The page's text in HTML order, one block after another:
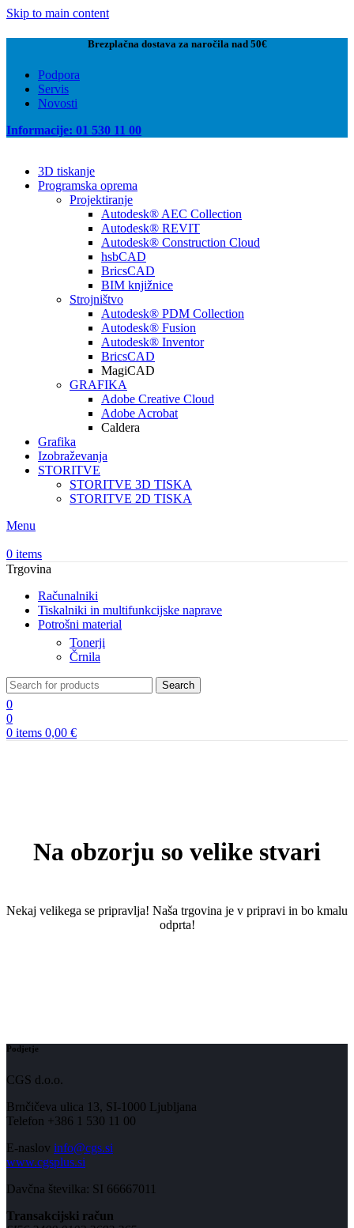
Skip to main content
Brezplačna dostava za naročila nad 50€
Podpora
Servis
Novosti
Informacije: 01 530 11 00
3D tiskanje
Programska oprema
Projektiranje
Autodesk® AEC Collection
Autodesk® REVIT
Autodesk® Construction Cloud
hsbCAD
BricsCAD
BIM knjižnice
Strojništvo
Autodesk® PDM Collection
Autodesk® Fusion
Autodesk® Inventor
BricsCAD
MagiCAD
GRAFIKA
Adobe Creative Cloud
Adobe Acrobat
Caldera
Grafika
Izobraževanja
STORITVE
STORITVE 3D TISKA
STORITVE 2D TISKA
Menu
0 items
Trgovina
Računalniki
Tiskalniki in multifunkcijske naprave
Potrošni material
Tonerji
Črnila
Search
0
0
0 items 0,00 €
Na obzorju so velike stvari
Nekaj ​​velikega se pripravlja! Naša trgovina je v pripravi in ​​bo kmalu
odprta!
Podjetje
CGS d.o.o.
Brnčičeva ulica 13, SI-1000 Ljubljana
Telefon +386 1 530 11 00
E-naslov info@cgs.si
www.cgsplus.si
Davčna številka: SI 66667011
Transakcijski račun